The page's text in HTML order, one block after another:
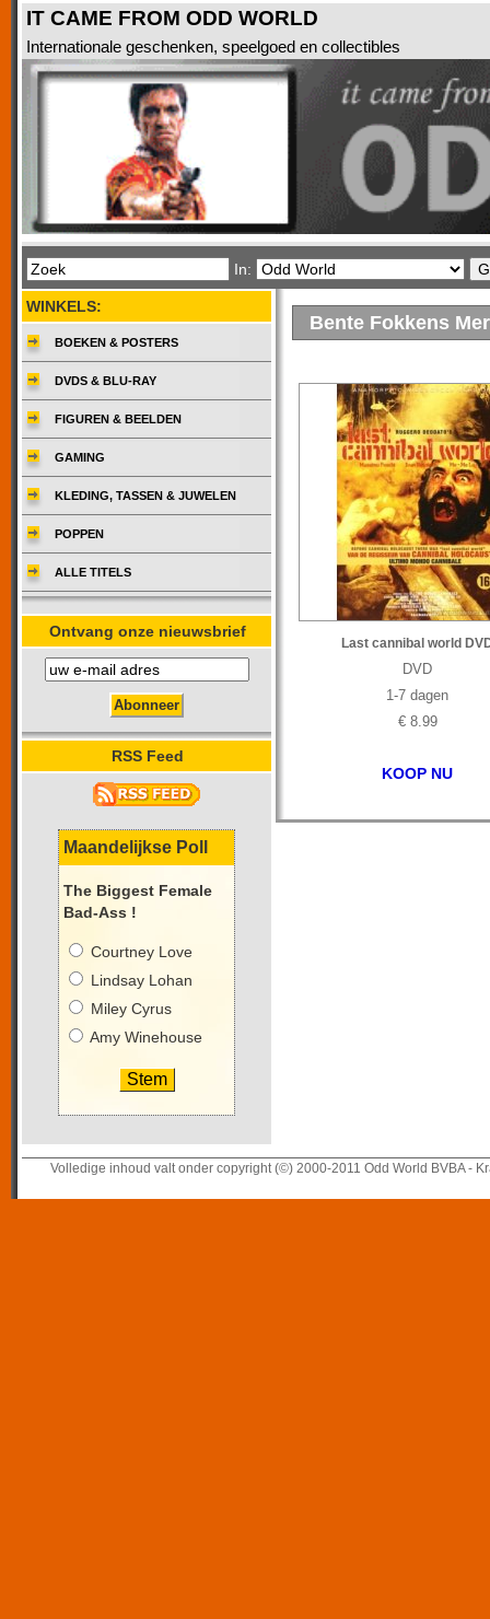
IT CAME FROM ODD WORLD
Internationale geschenken, speelgoed en collectibles
In:
Bente Fokkens
Last cannibal world
DVD
1-7 dagen
€ 8.99
KOOP NU
WINKELS:
BOEKEN & POSTERS
DVDS & BLU-RAY
FIGUREN & BEELDEN
GAMING
KLEDING, TASSEN & JUWELEN
POPPEN
ALLE TITELS
Ontvang onze nieuwsbrief
RSS Feed
Maandelijkse Poll
The Biggest Female
Bad-Ass !
Courtney Love
Lindsay Lohan
Miley Cyrus
Amy Winehouse
Volledige inhoud valt onder copyright (©) 2000-2011 Odd World BVBA -